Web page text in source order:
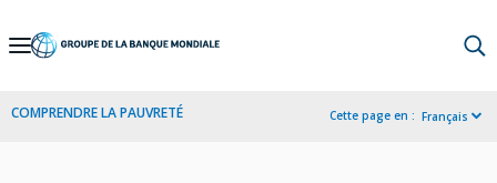
Skip
Navigation
COMPRENDRE LA PAUVRETÉ Cette page en : Français